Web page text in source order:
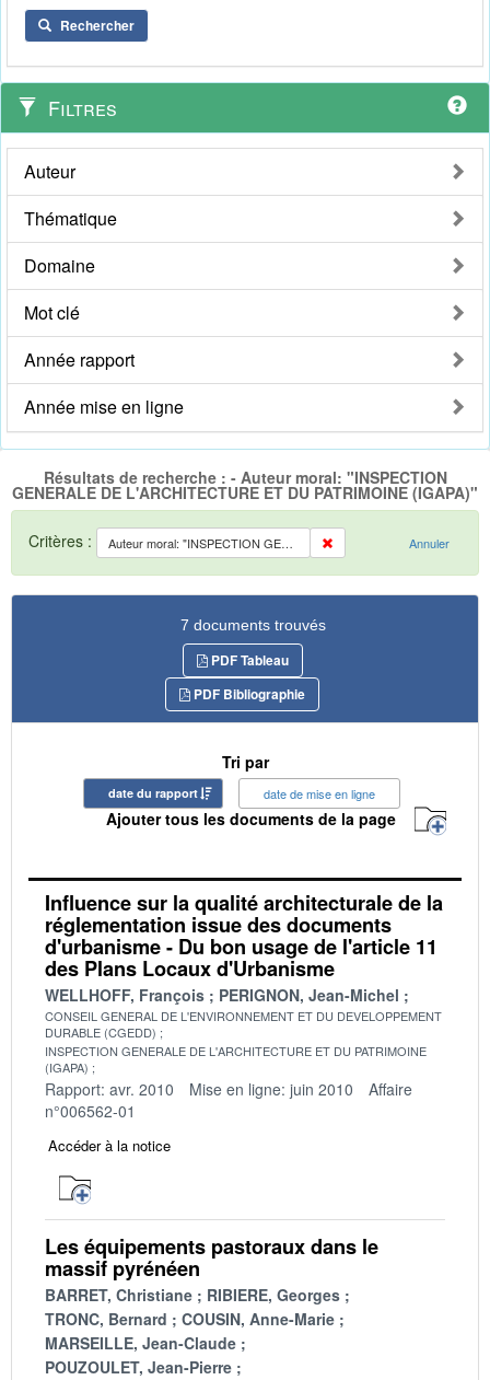
Rechercher
Filtres
Auteur
Thématique
Domaine
Mot clé
Année rapport
Année mise en ligne
Résultats de recherche : - Auteur moral: "INSPECTION
GENERALE DE L'ARCHITECTURE ET DU PATRIMOINE (IGAPA)"
Critères : Auteur moral: "INSPECTION GENERALE DE L'ARCHITECTURE ET DU PATRIMOINE (IGAPA)" Annuler
7 documents trouvés
PDF Tableau
PDF Bibliographie
Tri par
date du rapport date de mise en ligne
Ajouter tous les documents de la page
Influence sur la qualité architecturale de la
réglementation issue des documents
d'urbanisme - Du bon usage de l'article 11
des Plans Locaux d'Urbanisme
WELLHOFF, François PERIGNON, Jean-Michel
CONSEIL GENERAL DE L'ENVIRONNEMENT ET DU DEVELOPPEMENT
DURABLE (CGEDD)
INSPECTION GENERALE DE L'ARCHITECTURE ET DU PATRIMOINE
(IGAPA)
Rapport: avr. 2010 Mise en ligne: juin 2010
Affaire
n°006562-01
Accéder à la notice
Les équipements pastoraux dans le
massif pyrénéen
BARRET, Christiane
RIBIERE, Georges
TRONC, Bernard
COUSIN, Anne-Marie
MARSEILLE, Jean-Claude
POUZOULET, Jean-Pierre